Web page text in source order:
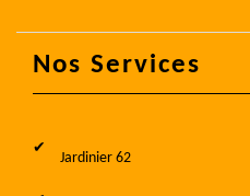
Nos Services
Jardinier 62